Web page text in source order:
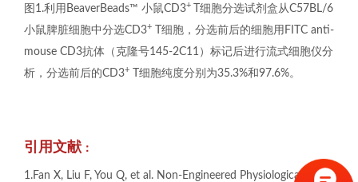
图1.利用BeaverBeads™ 小鼠CD3+
T细胞分选试剂盒从C57BL/6
小鼠脾脏细胞中分选CD3+
T细胞，分选前后的细胞用FITC anti-
mouse CD3抗体（克隆号145-2C11）标记后进行流式细胞仪分
析，分选前后的CD3+ T细胞纯度分别为35.3%和97.6%。
引用文献 ：
1.Fan X, Liu F, You Q, et al. Non‐Engineered Physiologically